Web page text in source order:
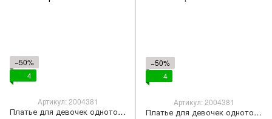
−50%
4
Артикул: 2004381
Платье для девочек однотонное темно-синее
−50%
4
Артикул: 2004381
Платье для девочек однотонное баклажановое